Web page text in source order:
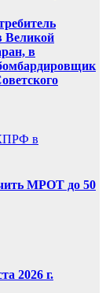
Великой
в
в
МРОТ до 50
2026 г.